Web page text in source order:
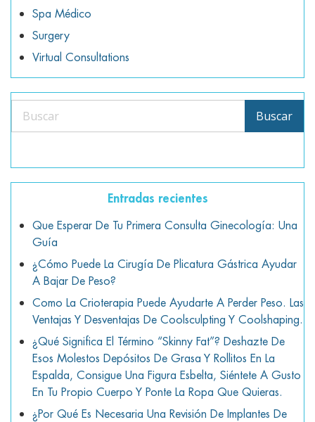
Spa Médico
Surgery
Virtual Consultations
Buscar Buscar
Entradas recientes
Que Esperar De Tu Primera Consulta Ginecología: Una
Guía
¿Cómo Puede La Cirugía De Plicatura Gástrica Ayudar
A Bajar De Peso?
Como La Crioterapia Puede Ayudarte A Perder Peso. Las
Ventajas Y Desventajas De Coolsculpting Y Coolshaping.
¿Qué Significa El Término “skinny Fat”? Deshazte De
Esos Molestos Depósitos De Grasa Y Rollitos En La
Espalda, Consigue Una Figura Esbelta, Siéntete A Gusto
En Tu Propio Cuerpo Y Ponte La Ropa Que Quieras.
¿Por Qué Es Necesaria Una Revisión De Implantes De